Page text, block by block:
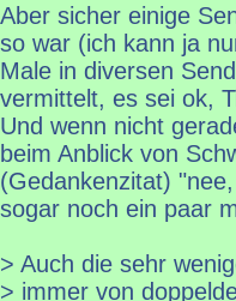
Aber sicher einige
so war (ich kann ja
Male in diversen
vermittelt, es sei ok,
Und wenn nicht
beim Anblick von
(Gedankenzitat)
sogar noch ein paar
> Auch die sehr
> immer von